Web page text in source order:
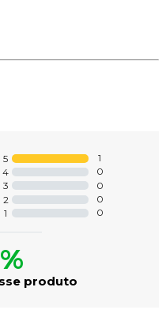
5
1
4
0
3
0
2
0
1
0
produto